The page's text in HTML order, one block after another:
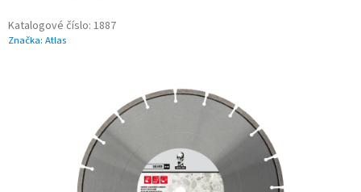
Katalogové číslo: 1887
Značka: Atlas